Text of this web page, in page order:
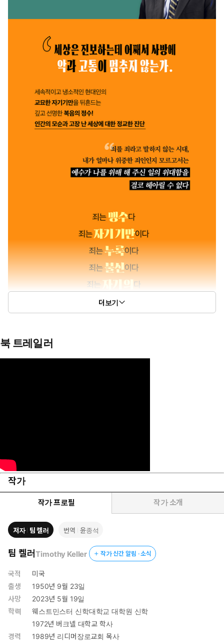
성경으로 시대를 읽고, 시대 속에서 성경을 해석하는
우리 시대의 멘토, 팀 켈러. 그의 사후 발간되는 첫 신작!
죄를 죄라고 말하지 않는 시대,
팀 켈러와 함께 추적하는 불편하지만 위대한 진실
세상 모든 혼돈의 뿌리인 ‘죄’의 다면적 얼굴을 파헤치다
더보기
북 트레일러
작가
작가 프로필 작가 소개
저자 팀 켈러 번역 윤종석
팀 켈러Timothy Keller 작가 신간 알림 · 소식
국적
미국
출생
1950년 9월 23일
사망
2023년 5월 19일
학력
웨스트민스터 신학대학교 대학원 신학
1972년 버크넬 대학교 학사
경력
1989년 리디머장로교회 목사